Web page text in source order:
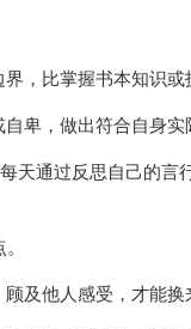
，比掌握书本知识
卑，做出符合自身实
天通过反思自己的
及他人感受，才能